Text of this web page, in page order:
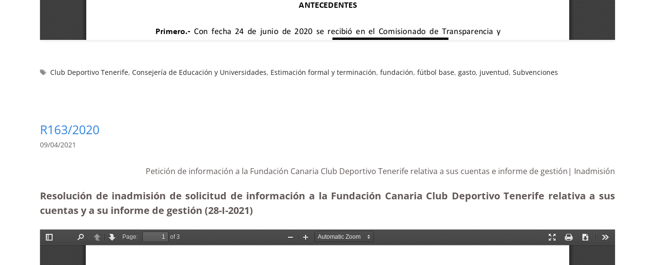
Club Deportivo Tenerife,Consejería de Educación y Universidades, Estimación formal y terminación,fundación,fútbol base,gasto, juventud,Subvenciones
R163/2020
09/04/2021
Petición de información a la Fundación Canaria Club Deportivo Tenerife relativa a sus cuentas e informe de gestión| Inadmisión
Resolución de inadmisión de solicitud de información a la Fundación Canaria Club Deportivo Tenerife relativa a sus
cuentas y a su informe de gestión (28-I-2021)